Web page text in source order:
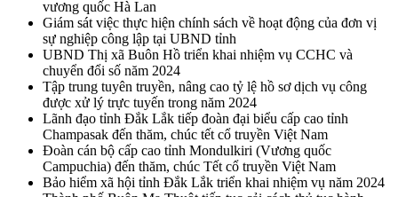
vương quốc Hà Lan
Giám sát việc thực hiện chính sách về hoạt động của đơn vị
sự nghiệp công lập tại UBND tỉnh
UBND Thị xã Buôn Hồ triển khai nhiệm vụ CCHC và
chuyển đổi số năm 2024
Tập trung tuyên truyền, nâng cao tỷ lệ hồ sơ dịch vụ công
được xử lý trực tuyến trong năm 2024
Lãnh đạo tỉnh Đắk Lắk tiếp đoàn đại biểu cấp cao tỉnh
Champasak đến thăm, chúc tết cổ truyền Việt Nam
Đoàn cán bộ cấp cao tỉnh Mondulkiri (Vương quốc
Campuchia) đến thăm, chúc Tết cổ truyền Việt Nam
Bảo hiểm xã hội tỉnh Đắk Lắk triển khai nhiệm vụ năm 2024